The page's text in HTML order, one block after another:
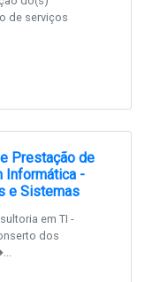
de serviços
Prestação de
Informática -
e Sistemas
em TI -
dos